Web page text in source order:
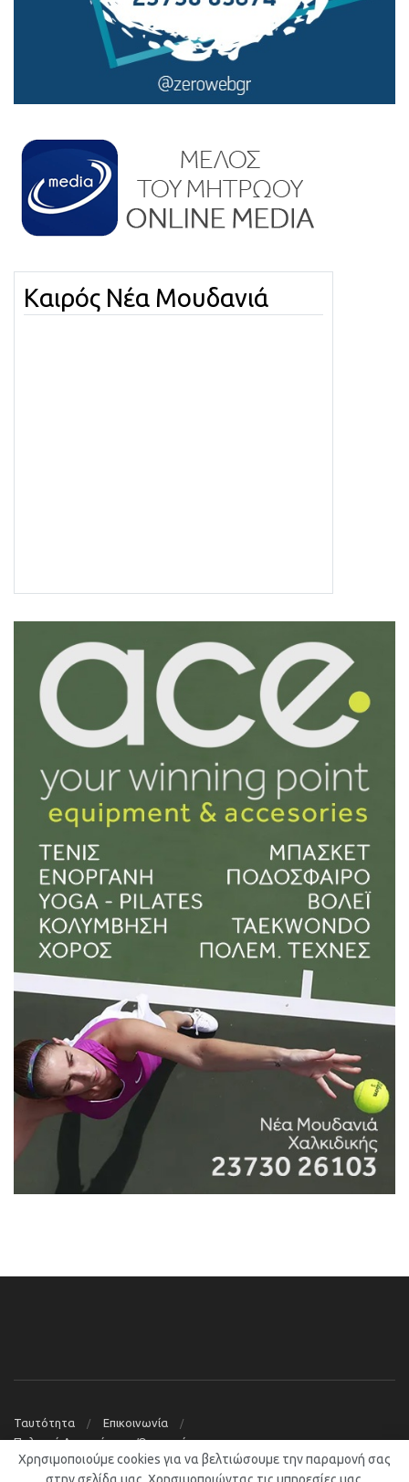
Καιρός Νέα Μουδανιά
Ταυτότητα
Επικοινωνία
Πολιτική Απορρήτου – Όροι χρήσης
© 2019Νέα Μουδανιά Blog
Χρησιμοποιούμε cookies για να βελτιώσουμε την παραμονή σας